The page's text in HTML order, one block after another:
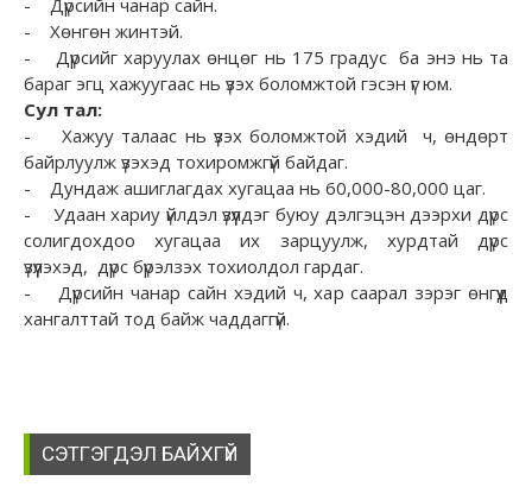
- Дүрсийн чанар сайн.
- Хөнгөн жинтэй.
- Дүрсийг харуулах өнцөг нь 175 градус ба энэ нь та
бараг эгц хажуугаас нь үзэх боломжтой гэсэн үг юм.
Сул тал:
- Хажуу талаас нь үзэх боломжтой хэдий ч, өндөрт
байрлуулж үзэхэд тохиромжгүй байдаг.
- Дундаж ашиглагдах хугацаа нь 60,000-80,000 цаг.
- Удаан хариу үйлдэл үзүүлдэг буюу дэлгэцэн дээрхи дүрс
солигдохдоо хугацаа их зарцуулж, хурдтай дүрс
үзүүлэхэд, дүрс бүрэлзэх тохиолдол гардаг.
- Дүрсийн чанар сайн хэдий ч, хар саарал зэрэг өнгүүд
хангалттай тод байж чаддаггүй.
СЭТГЭГДЭЛ БАЙХГҮЙ